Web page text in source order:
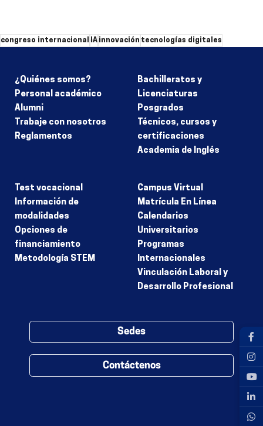
congreso internacional IAinnovación tecnologías digitales
¿Quiénes somos?
Personal académico
Alumni
Trabaje con nosotros
Reglamentos
Bachilleratos y
Licenciaturas
Posgrados
Técnicos, cursos y
certificaciones
Academia de Inglés
Test vocacional
Información de
modalidades
Opciones de
financiamiento
Metodología STEM
Campus Virtual
Matrícula En Línea
Calendarios
Universitarios
Programas
Internacionales
Vinculación Laboral y
Desarrollo Profesional
Sedes
Contáctenos